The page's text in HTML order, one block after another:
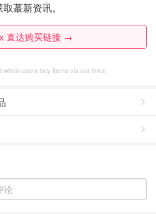
蕞新资讯。
直达购买链接 →
when users buy items via our links.
论